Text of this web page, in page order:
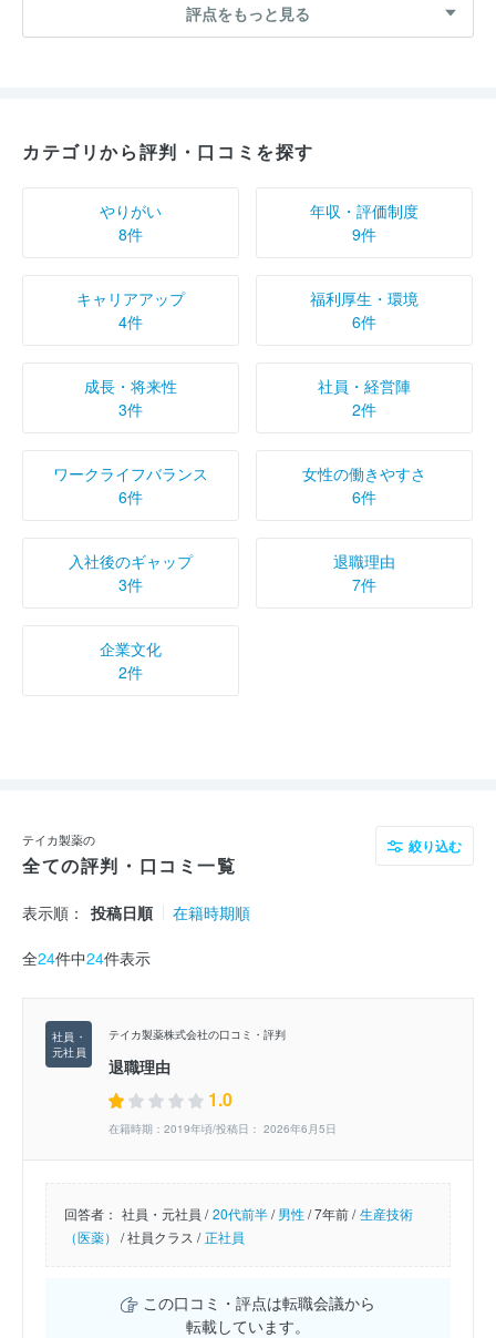
評点をもっと見る
カテゴリから評判・口コミを探す
やりがい
8件
年収・評価制度
9件
キャリアアップ
4件
福利厚生・環境
6件
成長・将来性
3件
社員・経営陣
2件
ワークライフバランス
6件
女性の働きやすさ
6件
入社後のギャップ
3件
退職理由
7件
企業文化
2件
テイカ製薬の
全ての評判・口コミ一覧
絞り込む
表示順： 投稿日順 在籍時期順
全24件中24件表示
テイカ製薬株式会社の口コミ・評判
退職理由
1.0
在籍時期：2019年頃/投稿日： 2026年6月5日
回答者： 社員・元社員 / 20代前半/男性/7年前 / 生産技術
（医薬） /社員クラス / 正社員
この口コミ・評点は転職会議から
転載しています。